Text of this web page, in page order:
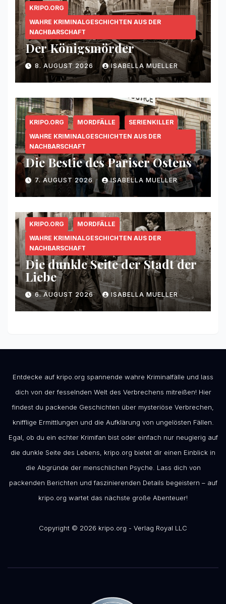
KRIPO.ORG
WAHRE KRIMINALGESCHICHTEN AUS DER
NACHBARSCHAFT
Der Königsmörder
8. AUGUST 2026 ISABELLA MUELLER
KRIPO.ORG MORDFÄLLE
SERIENKILLER
WAHRE KRIMINALGESCHICHTEN AUS DER
NACHBARSCHAFT
Die Bestie des Pariser Ostens
7. AUGUST 2026 ISABELLA MUELLER
KRIPO.ORG
MORDFÄLLE
WAHRE KRIMINALGESCHICHTEN AUS DER
NACHBARSCHAFT
Die dunkle Seite der Stadt der
Liebe
6. AUGUST 2026 ISABELLA MUELLER
Entdecke auf kripo.org spannende wahre Kriminalfälle und lass
dich von der fesselnden Welt des Verbrechens mitreißen! Hier
findest du packende Geschichten über mysteriöse Verbrechen,
knifflige Ermittlungen und die Aufklärung von ungelösten Fällen.
Egal, ob du ein echter Krimifan bist oder einfach nur neugierig auf
die dunkle Seite des Lebens, kripo.org bietet dir einen Einblick in
die Abgründe der menschlichen Psyche. Lass dich von
packenden Berichten und faszinierenden Details begeistern – auf
kripo.org wartet das nächste große Abenteuer!
Copyright © 2026 kripo.org - Verlag Royal LLC